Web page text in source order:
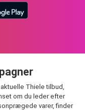
Thiele tilbud,
om du leder efter
varer, finder